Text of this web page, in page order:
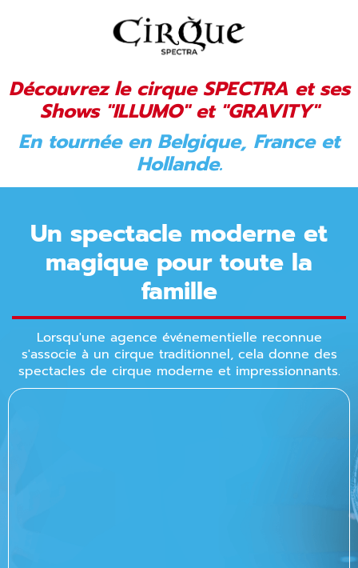
Découvrez le cirque SPECTRA et ses
Shows "ILLUMO" et "GRAVITY"
En tournée en Belgique, France et
Hollande.
Un spectacle moderne et
magique pour toute la
famille
Lorsqu'une agence événementielle reconnue
s'associe à un cirque traditionnel, cela donne des
spectacles de cirque moderne et impressionnants.